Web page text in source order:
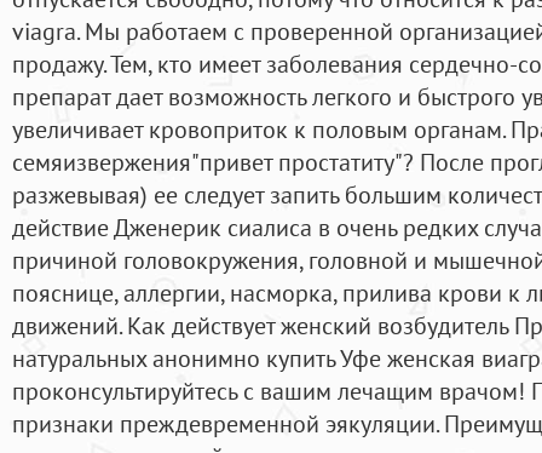
viagra. Мы работаем с проверенной
продажу. Тем, кто имеет заболевания сердечно-
препарат дает возможность легкого и быстрого
увеличивает кровоприток к половым органам.
семяизвержения"привет простатиту"? После
разжевывая) ее следует запить большим
действие Дженерик сиалиса в очень редких
причиной головокружения, головной и
пояснице, аллергии, насморка, прилива крови к
движений. Как действует женский возбудитель
натуральных анонимно купить Уфе женская
проконсультируйтесь с вашим лечащим врачом!
признаки преждевременной эякуляции.